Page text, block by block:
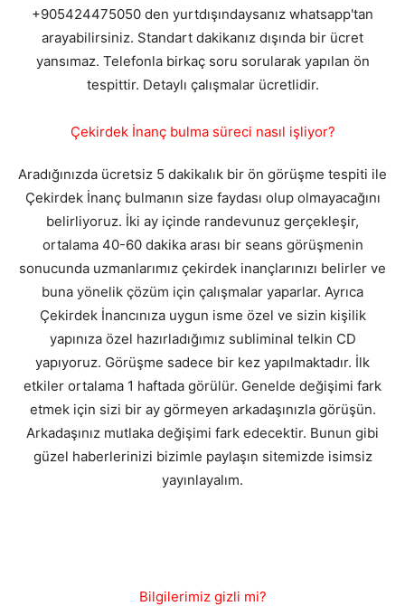
+905424475050 den yurtdışındaysanız whatsapp'tan
arayabilirsiniz. Standart dakikanız dışında bir ücret
yansımaz. Telefonla birkaç soru sorularak yapılan ön
tespittir. Detaylı çalışmalar ücretlidir.
Çekirdek İnanç bulma süreci nasıl işliyor?
Aradığınızda ücretsiz 5 dakikalık bir ön görüşme tespiti ile
Çekirdek İnanç bulmanın size faydası olup olmayacağını
belirliyoruz. İki ay içinde randevunuz gerçekleşir,
ortalama 40-60 dakika arası bir seans görüşmenin
sonucunda uzmanlarımız çekirdek inançlarınızı belirler ve
buna yönelik çözüm için çalışmalar yaparlar. Ayrıca
Çekirdek İnancınıza uygun isme özel ve sizin kişilik
yapınıza özel hazırladığımız subliminal telkin CD
yapıyoruz. Görüşme sadece bir kez yapılmaktadır. İlk
etkiler ortalama 1 haftada görülür. Genelde değişimi fark
etmek için sizi bir ay görmeyen arkadaşınızla görüşün.
Arkadaşınız mutlaka değişimi fark edecektir. Bunun gibi
güzel haberlerinizi bizimle paylaşın sitemizde isimsiz
yayınlayalım.
Bilgilerimiz gizli mi?